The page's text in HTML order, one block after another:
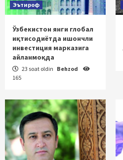
Эътироф
Ўзбекистон янги глобал
иқтисодиётда ишончли
инвестиция марказига
айланмоқда
23 soat oldin Behzod
165